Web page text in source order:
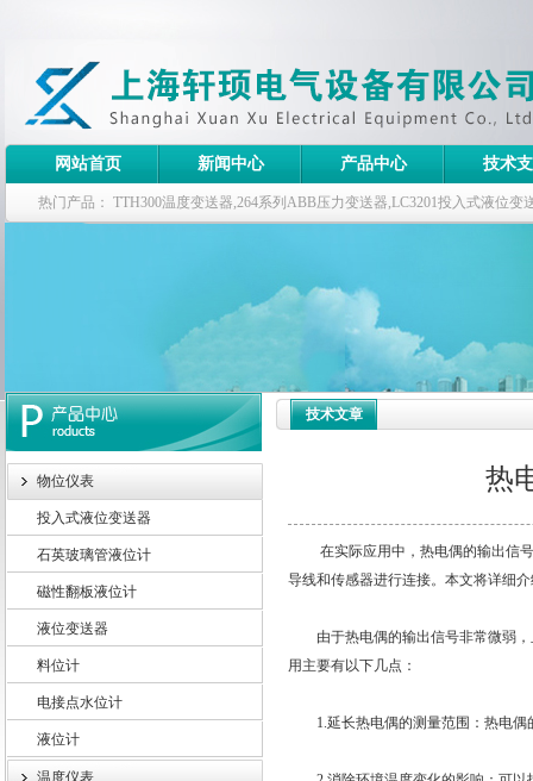
上海轩顼电气设备有限公司
网站首页 新闻中心 产品中心 技术
热门产品： TTH300温度变送器,264系列ABB压力变送器,LC3201投入式液位
物位仪表
投入式液位变送器
石英玻璃管液位计
磁性翻板液位计
液位变送器
料位计
电接点水位计
液位计
温度仪表
技术文章
热
在实际应用中，热电偶的输出信号
导线和传感器进行连接。本文将详细
由于热电偶的输出信号非常微弱，
用主要有以下几点：
1.延长热电偶的测量范围：热电偶